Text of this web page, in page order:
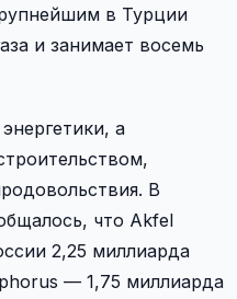
в Турции
и занимает восемь
а
В
что Akfel
2,25 миллиарда
— 1,75 миллиарда